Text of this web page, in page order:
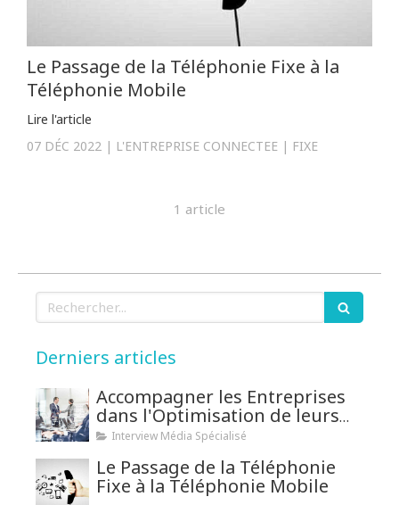
Le Passage de la Téléphonie Fixe à la
Téléphonie Mobile
Lire l'article
07 DÉC 2022
L'ENTREPRISE CONNECTEE FIXE
1 article
Rechercher
Derniers articles
Accompagner les Entreprises
dans l'Optimisation de leurs
Télécoms
Interview Média Spécialisé
Le Passage de la Téléphonie
Fixe à la Téléphonie Mobile